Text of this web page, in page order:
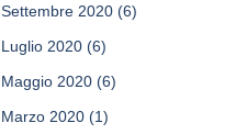
Settembre 2020 (6)
Luglio 2020 (6)
Maggio 2020 (6)
Marzo 2020 (1)